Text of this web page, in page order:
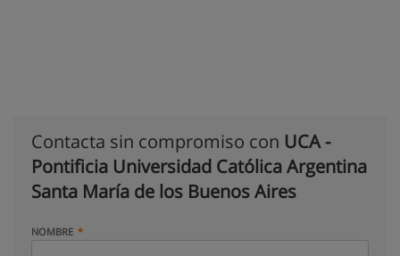
Contacta sin compromiso con UCA -
Pontificia Universidad Católica Argentina
Santa María de los Buenos Aires
NOMBRE